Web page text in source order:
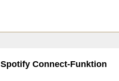
Spotify Connect-Funktion